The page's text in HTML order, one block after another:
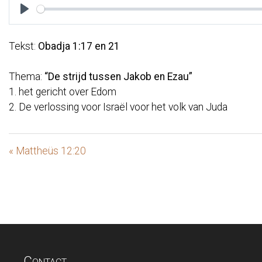
Play
Tekst: Obadja 1:17 en 21
Thema: “De strijd tussen Jakob en Ezau”
1. het gericht over Edom
2. De verlossing voor Israël voor het volk van Juda
« Mattheüs 12:20